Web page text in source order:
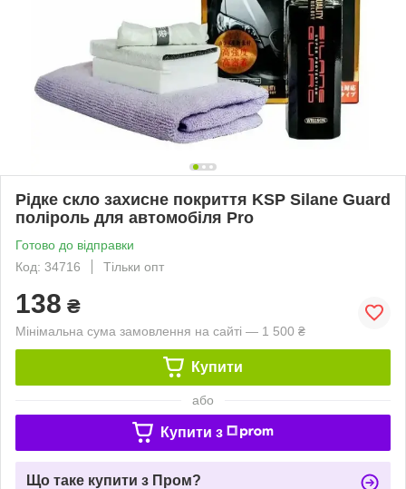
Рідке скло захисне покриття KSP Silane Guard
поліроль для автомобіля Pro
Готово до відправки
Код: 34716
Тільки опт
138 ₴
Мінімальна сума замовлення на сайті — 1 500 ₴
Купити
або
Купити з
Що таке купити з Пром?